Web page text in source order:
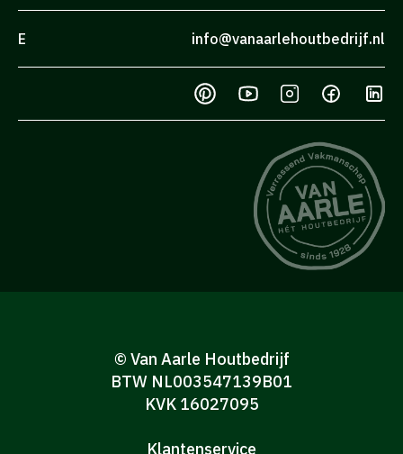
E info@vanaarlehoutbedrijf.nl
© Van Aarle Houtbedrijf
BTW NL003547139B01
KVK 16027095
Klantenservice